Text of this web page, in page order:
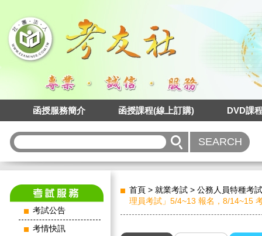
函授服務簡介 函授課程(線上訂購) DVD課
考試公告
考情快訊
首頁 > 就業考試 > 公務人員特種考試
理員考試」5/4~13 報名，8/14~15